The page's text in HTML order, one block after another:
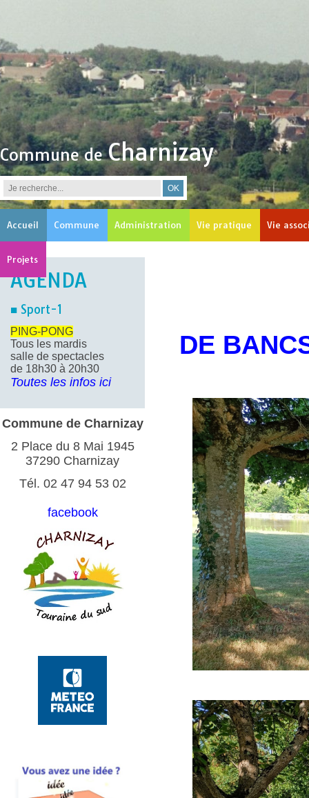
Commune deCharnizay
Accueil Commune Administration Vie pratique Vie
Projets
AGENDA
■ Sport-1
PING-PONG
Tous les mardis
salle de spectacles
de 18h30 à 20h30
Toutes les infos ici
Commune de Charnizay
2 Place du 8 Mai 1945
37290 Charnizay
Tél. 02 47 94 53 02
facebook
DE